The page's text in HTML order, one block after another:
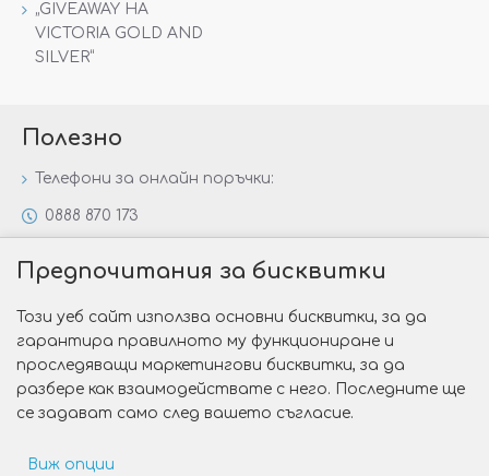
„GIVEAWAY НА
VICTORIA GOLD AND
SILVER“
Полезно
Телефони за онлайн поръчки:
0888 870 173
Специални предложения
Защо да изберете Victoria Gold&Silver?
Как да изберем годежен пръстен?
Предпочитания за бисквитки
Този уеб сайт използва основни бисквитки, за да
гарантира правилното му функциониране и
проследяващи маркетингови бисквитки, за да
разбере как взаимодействате с него. Последните ще
се задават само след вашето съгласие.
Виж опции